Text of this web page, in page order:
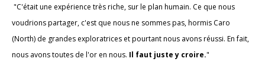
"C'était une expérience très riche, sur le plan humain. Ce que nous
voudrions partager, c'est que nous ne sommes pas, hormis Caro
(North) de grandes exploratrices et pourtant nous avons réussi. En fait,
nous avons toutes de l'or en nous. Il faut juste y croire."